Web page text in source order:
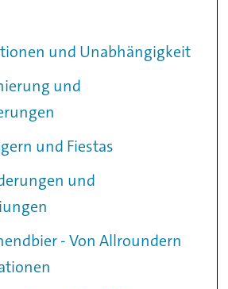
und Unabhängigkeit
und
und Fiestas
und
- Von Allroundern